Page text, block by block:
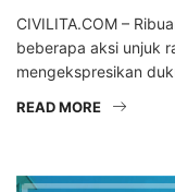
CIVILITA.COM –
beberapa aksi unjuk
mengekspresikan
READ MORE